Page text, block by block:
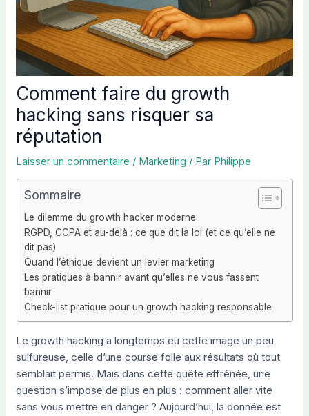
Comment faire du growth
hacking sans risquer sa
réputation
Laisser un commentaire / Marketing / Par Philippe
Sommaire
Le dilemme du growth hacker moderne
RGPD, CCPA et au-delà : ce que dit la loi (et ce qu’elle ne
dit pas)
Quand l’éthique devient un levier marketing
Les pratiques à bannir avant qu’elles ne vous fassent
bannir
Check-list pratique pour un growth hacking responsable
Le growth hacking a longtemps eu cette image un peu
sulfureuse, celle d’une course folle aux résultats où tout
semblait permis. Mais dans cette quête effrénée, une
question s’impose de plus en plus : comment aller vite
sans vous mettre en danger ? Aujourd’hui, la donnée est